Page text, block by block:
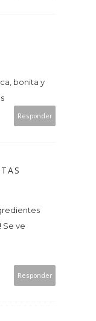
bonita y
Responder
Se ve
Responder